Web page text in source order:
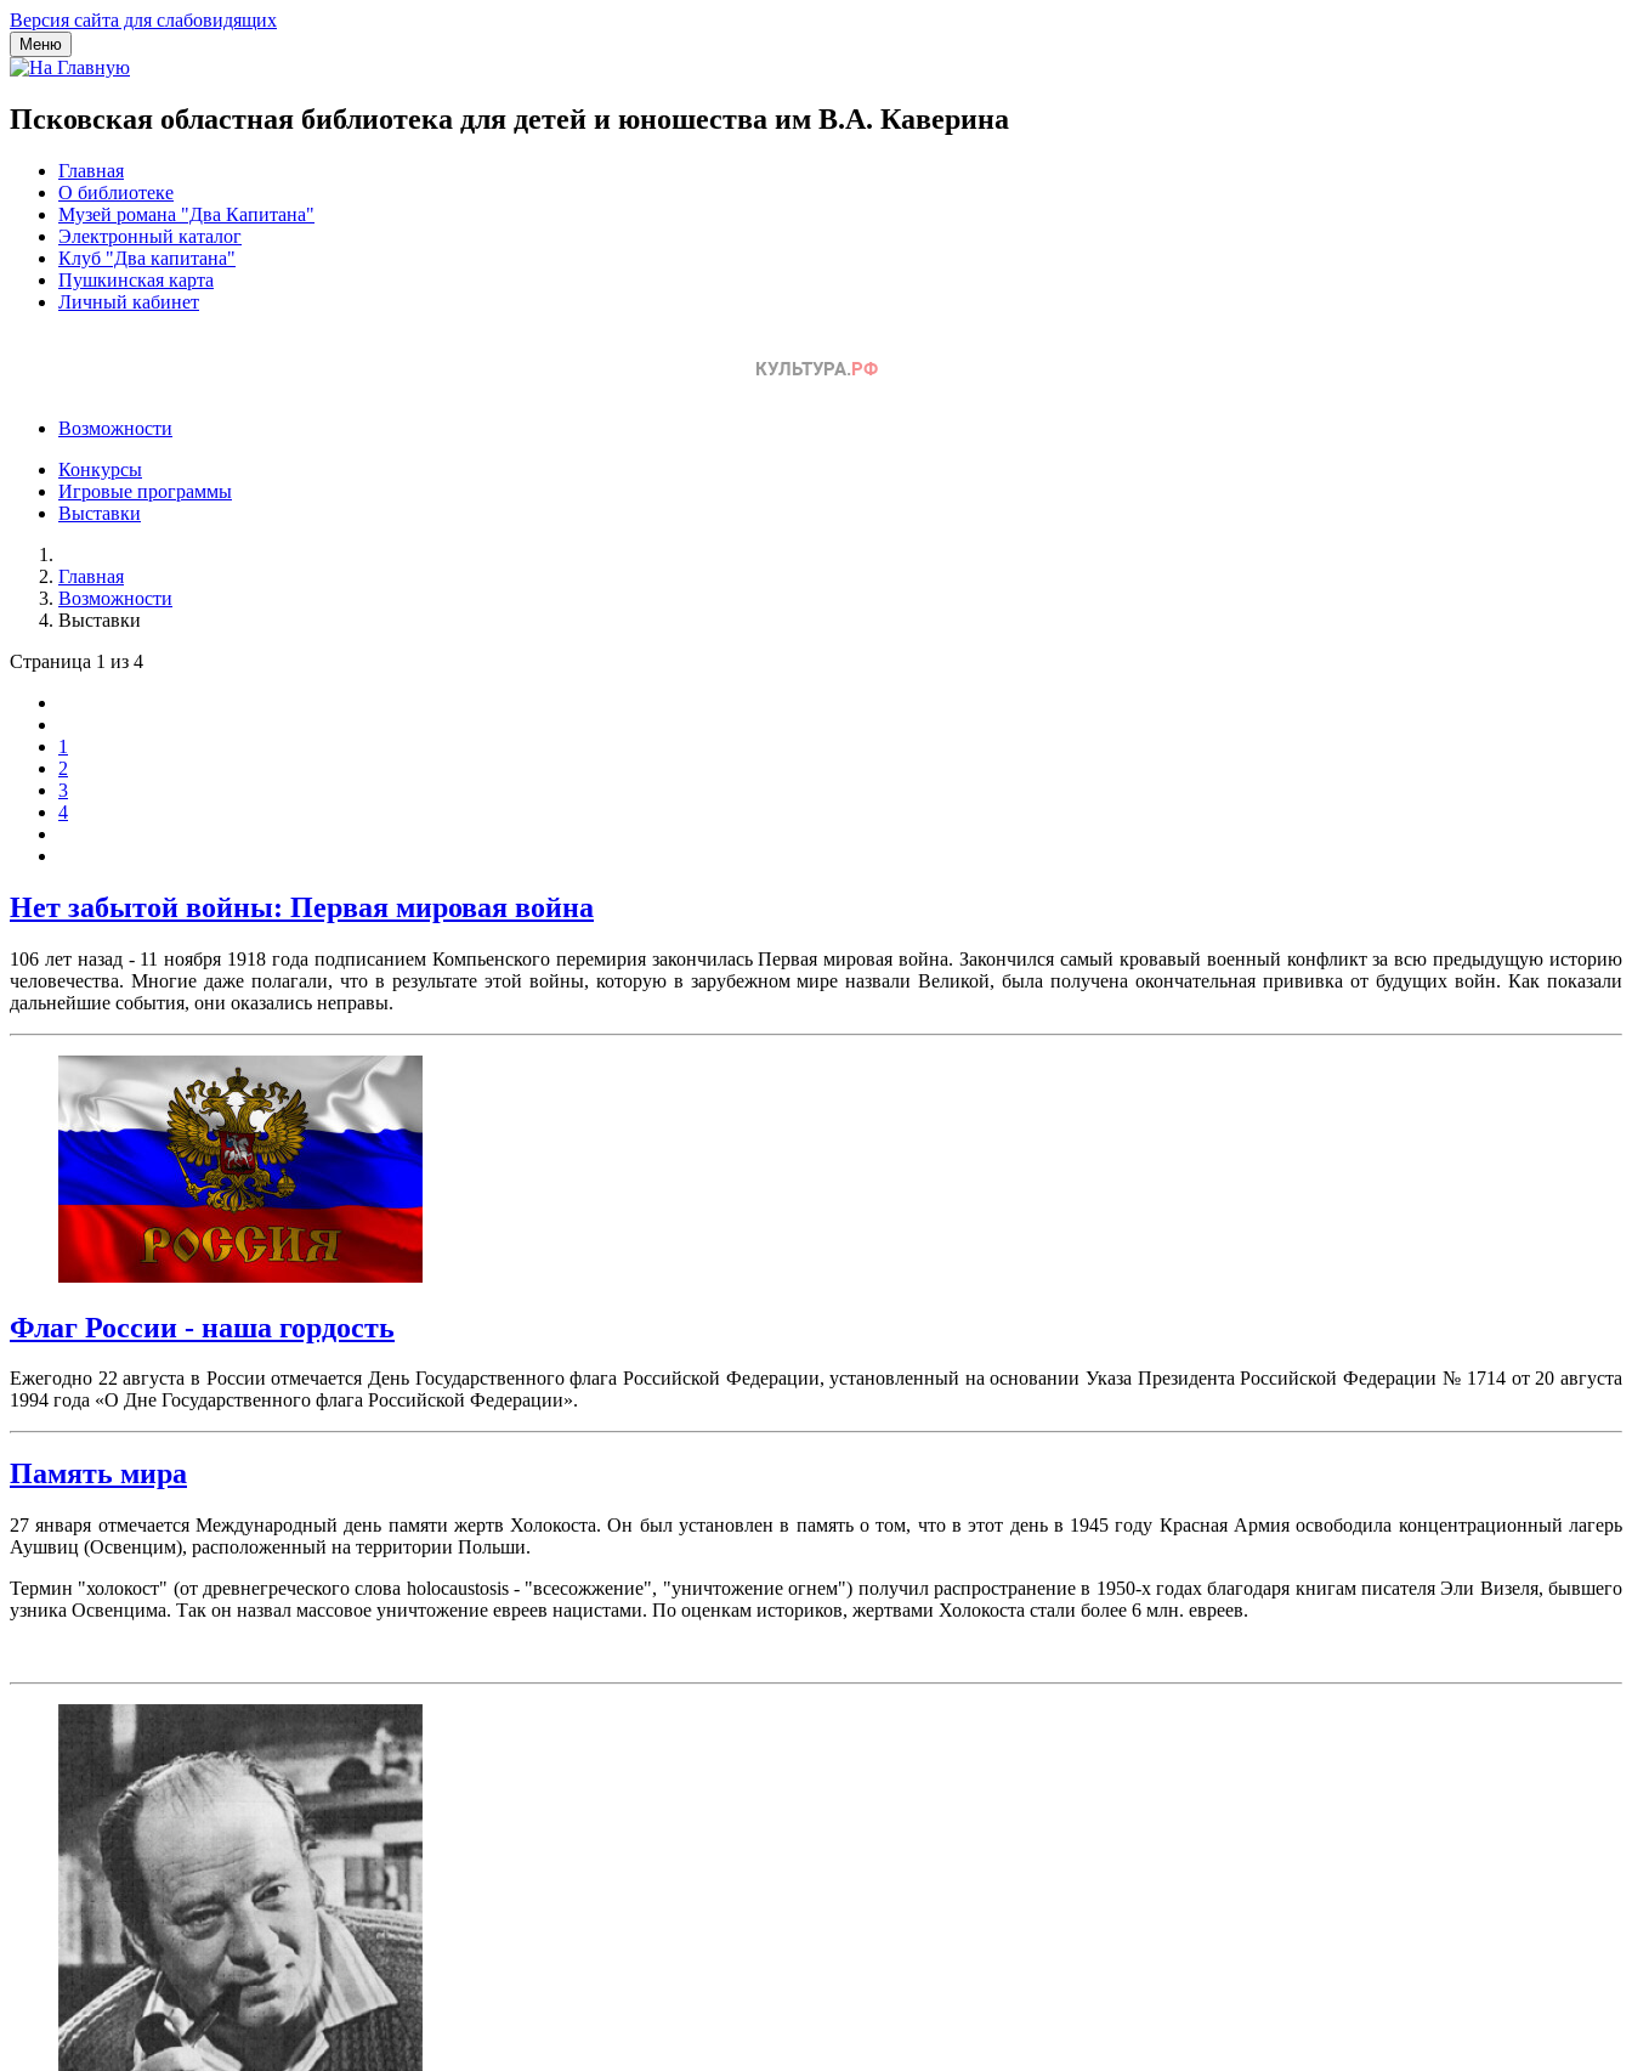
Версия сайта для слабовидящих
Меню
Псковская областная библиотека для детей и юношества им В.А. Каверина
Главная
О библиотеке
Музей романа "Два Капитана"
Электронный каталог
Клуб "Два капитана"
Пушкинская карта
Личный кабинет
Возможности
Конкурсы
Игровые программы
Выставки
Главная
Возможности
Выставки
Страница 1 из 4
1
2
3
4
Нет забытой войны: Первая мировая война
106 лет назад - 11 ноября 1918 года подписанием Компьенского перемирия закончилась Первая мировая война. Закончился самый кровавый военный конфликт за всю предыдущую историю
человечества. Многие даже полагали, что в результате этой войны, которую в зарубежном мире назвали Великой, была получена окончательная прививка от будущих войн. Как показали
дальнейшие события, они оказались неправы.
Флаг России - наша гордость
Ежегодно 22 августа в России отмечается День Государственного флага Российской Федерации, установленный на основании Указа Президента Российской Федерации № 1714 от 20 августа
1994 года «О Дне Государственного флага Российской Федерации».
Память мира
27 января отмечается Международный день памяти жертв Холокоста. Он был установлен в память о том, что в этот день в 1945 году Красная Армия освободила концентрационный лагерь
Аушвиц (Освенцим), расположенный на территории Польши.
Термин "холокост" (от древнегреческого слова holocaustosis - "всесожжение", "уничтожение огнем") получил распространение в 1950-х годах благодаря книгам писателя Эли Визеля, бывшего
узника Освенцима. Так он назвал массовое уничтожение евреев нацистами. По оценкам историков, жертвами Холокоста стали более 6 млн. евреев.